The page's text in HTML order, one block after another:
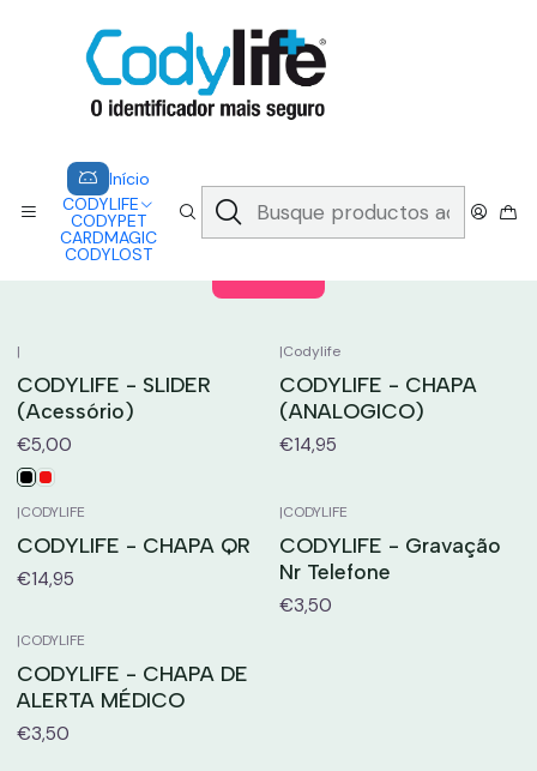
Início
CODYLIFE
CODYPET
CARDMAGIC
CODYLOST
A CODYLIFE PERMITE AOS SOCORRISTAS ACEDER
INSTANTANEAMENTE AOS SEUS DADOS ATRAVÉS DE UM QR CODE
Saber mais
ACESSÓRIOS
|
CODYLIFE - SLIDER
(Acessório)
€5,00
|Codylife
CODYLIFE - CHAPA
(ANALOGICO)
€14,95
|CODYLIFE
CODYLIFE - CHAPA QR
€14,95
|CODYLIFE
CODYLIFE - Gravação
Nr Telefone
€3,50
|CODYLIFE
CODYLIFE - CHAPA DE
ALERTA MÉDICO
€3,50